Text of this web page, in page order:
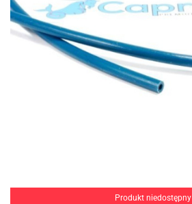
Produkt niedostępny